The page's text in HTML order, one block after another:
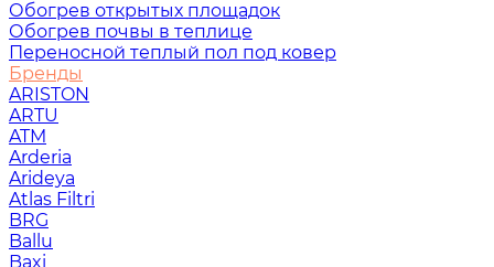
Обогрев открытых площадок
Обогрев почвы в теплице
Переносной теплый пол под ковер
Бренды
ARISTON
ARTU
ATM
Arderia
Arideya
Atlas Filtri
BRG
Ballu
Baxi